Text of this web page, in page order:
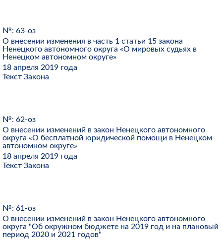
№: 63-оз
О внесении изменения в часть 1 статьи 15 закона
Ненецкого автономного округа «О мировых судьях в
Ненецком автономном округе»
18 апреля 2019 года
Текст Закона
№: 62-оз
О внесении изменений в закон Ненецкого автономного
округа «О бесплатной юридической помощи в Ненецком
автономном округе»
18 апреля 2019 года
Текст Закона
№: 61-оз
О внесении изменений в закон Ненецкого автономного
округа "Об окружном бюджете на 2019 год и на плановый
период 2020 и 2021 годов"